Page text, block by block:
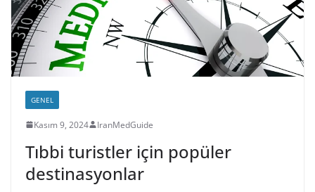
GENEL
Kasım 9, 2024 IranMedGuide
Tıbbi turistler için popüler
destinasyonlar